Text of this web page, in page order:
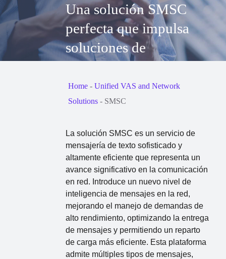
Una solución SMSC
perfecta que impulsa
soluciones de
mensajería de texto
confiables
Home - Unified VAS and Network
Solutions - SMSC
La solución SMSC es un servicio de
mensajería de texto sofisticado y
altamente eficiente que representa un
avance significativo en la comunicación
en red. Introduce un nuevo nivel de
inteligencia de mensajes en la red,
mejorando el manejo de demandas de
alto rendimiento, optimizando la entrega
de mensajes y permitiendo un reparto
de carga más eficiente. Esta plataforma
admite múltiples tipos de mensajes,